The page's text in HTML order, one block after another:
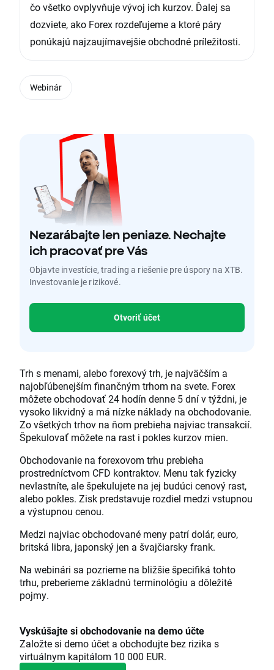
čo všetko ovplyvňuje vývoj ich kurzov. Ďalej sa
dozviete, ako Forex rozdeľujeme a ktoré páry
ponúkajú najzaujímavejšie obchodné príležitosti.
Nezarábajte len peniaze. Nechajte
ich pracovať pre Vás
Objavte investície, trading a riešenie pre úspory na XTB.
Investovanie je rizikové.
Otvoriť účet
Trh s menami, alebo forexový trh, je najväčším a
najobľúbenejším finančným trhom na svete. Forex
môžete obchodovať 24 hodín denne 5 dní v týždni, je
vysoko likvidný a má nízke náklady na obchodovanie.
Zo všetkých trhov na ňom prebieha najviac transakcií.
Špekulovať môžete na rast i pokles kurzov mien.
Obchodovanie na forexovom trhu prebieha
prostredníctvom CFD kontraktov. Menu tak fyzicky
nevlastníte, ale špekulujete na jej budúci cenový rast,
alebo pokles. Zisk predstavuje rozdiel medzi vstupnou
a výstupnou cenou.
Medzi najviac obchodované meny patrí dolár, euro,
britská libra, japonský jen a švajčiarsky frank.
Na webinári sa pozrieme na bližšie špecifiká tohto
trhu, preberieme základnú terminológiu a dôležité
pojmy.
Vyskúšajte si obchodovanie na demo účte
Založte si demo účet a obchodujte bez rizika s
virtuálnym kapitálom 10 000 EUR.
Webinár